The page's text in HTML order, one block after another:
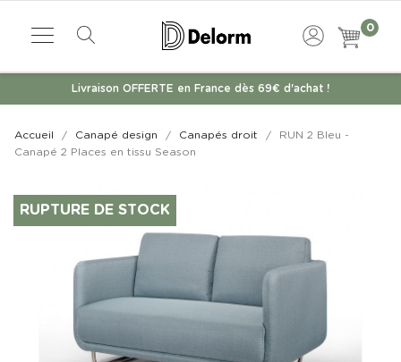
0
Livraison OFFERTE en France dès 69€ d'achat !
Accueil Canapé design Canapés droit
RUN 2 Bleu -
Canapé 2 Places en tissu Season
RUPTURE DE STOCK